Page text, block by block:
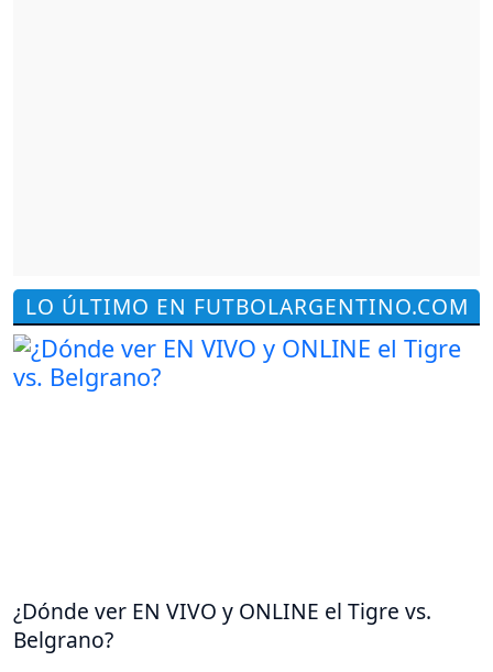
LO ÚLTIMO EN FUTBOLARGENTINO.COM
¿Dónde ver EN VIVO y ONLINE el Tigre vs.
Belgrano?